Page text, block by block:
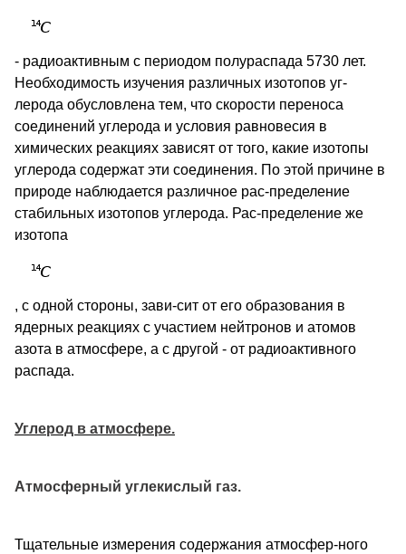
- радиоактивным с периодом полураспада 5730 лет.
Необходимость изучения различных изотопов уг-
лерода обусловлена тем, что скорости переноса
соединений углерода и условия равновесия в
химических реакциях зависят от того, какие изотопы
углерода содержат эти соединения. По этой причине в
природе наблюдается различное рас-пределение
стабильных изотопов углерода. Рас-пределение же
изотопа
, с одной стороны, зави-сит от его образования в
ядерных реакциях с участием нейтронов и атомов
азота в атмосфере, а с другой - от радиоактивного
распада.
Углерод в атмосфере.
Атмосферный углекислый газ.
Тщательные измерения содержания атмосфер-ного